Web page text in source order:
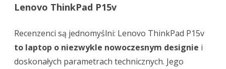
Lenovo ThinkPad P15v
Recenzenci są jednomyślni: Lenovo ThinkPad P15v
to laptop o niezwykle nowoczesnym designie i
doskonałych parametrach technicznych. Jego